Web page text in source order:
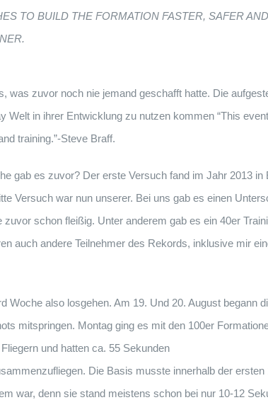
TO BUILD THE FORMATION FASTER, SAFER
was zuvor noch nie jemand geschafft hatte. Die
Welt in ihrer Entwicklung zu nutzen kommen “This
training.”-Steve Braff.
gab es zuvor? Der erste Versuch fand im Jahr 2013
Versuch war nun unserer. Bei uns gab es einen
zuvor schon fleißig. Unter anderem gab es ein 40er
auch andere Teilnehmer des Rekords, inklusive mir
Woche also losgehen. Am 19. Und 20. August begann
mitspringen. Montag ging es mit den 100er
und hatten ca. 55 Sekunden
Die Basis musste innerhalb der
war, denn sie stand meistens schon bei nur 10-12